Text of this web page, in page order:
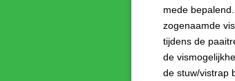
mede
zogenaamde
tijdens de
de
de stuw/vistrap